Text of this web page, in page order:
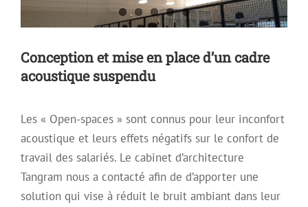
Conception et mise en place d’un cadre
acoustique suspendu
Les « Open-spaces » sont connus pour leur inconfort
acoustique et leurs effets négatifs sur le confort de
travail des salariés. Le cabinet d’architecture
Tangram nous a contacté afin de d’apporter une
solution qui vise à réduit le bruit ambiant dans leur